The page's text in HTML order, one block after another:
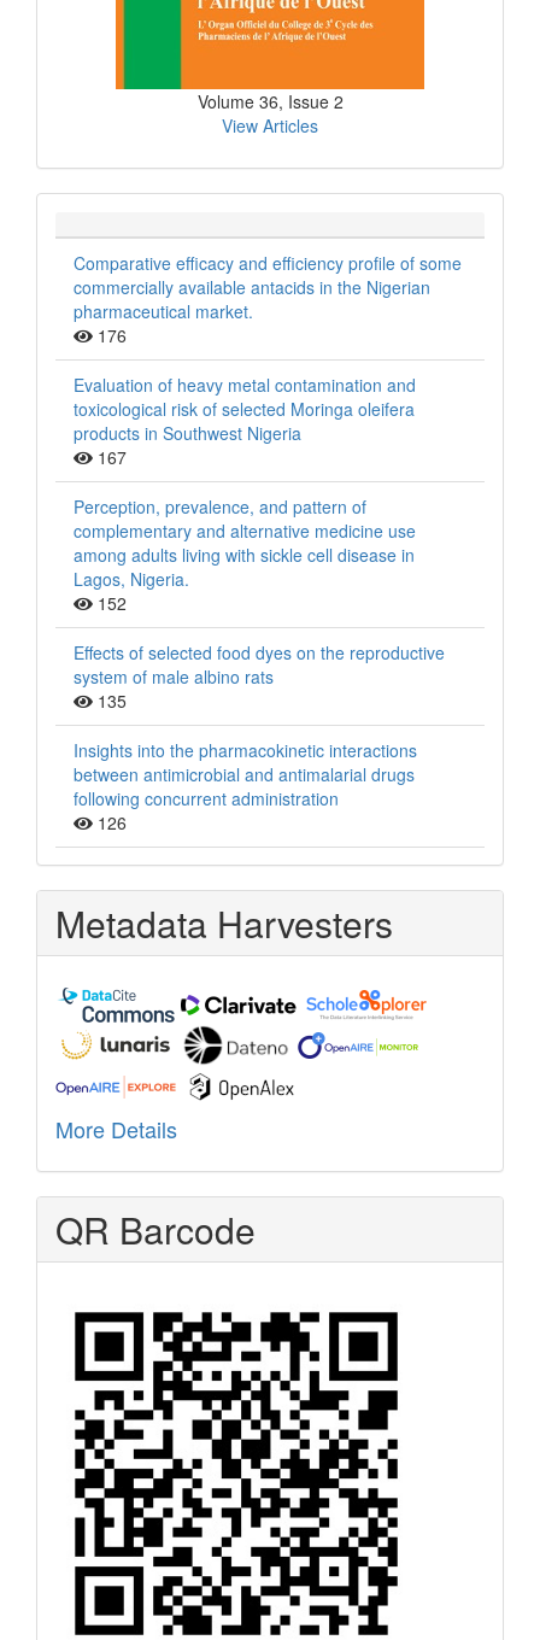
Volume 36, Issue 2
View Articles
Comparative efficacy and efficiency profile of some
commercially available antacids in the Nigerian
pharmaceutical market.
176
Evaluation of heavy metal contamination and
toxicological risk of selected Moringa oleifera
products in Southwest Nigeria
167
Perception, prevalence, and pattern of
complementary and alternative medicine use
among adults living with sickle cell disease in
Lagos, Nigeria.
152
Effects of selected food dyes on the reproductive
system of male albino rats
135
Insights into the pharmacokinetic interactions
between antimicrobial and antimalarial drugs
following concurrent administration
126
Metadata Harvesters
More Details
QR Barcode